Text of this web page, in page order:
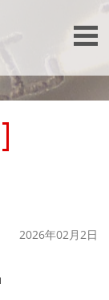
2026年02月2日